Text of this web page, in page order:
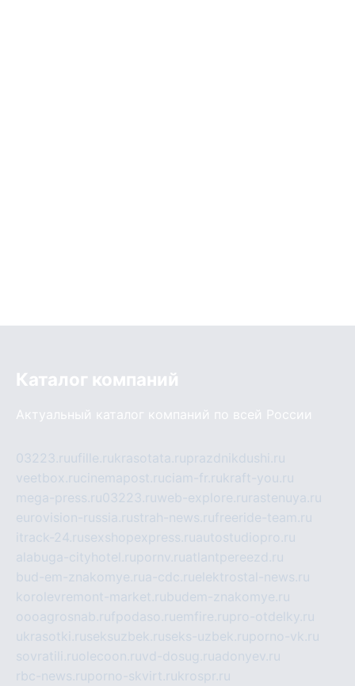
Каталог компаний
Актуальный каталог компаний по всей России
03223.ruufille.rukrasotata.ruprazdnikdushi.ru
veetbox.rucinemapost.ruciam-fr.rukraft-you.ru
mega-press.ru03223.ruweb-explore.ru rastenuya.ru
eurovision-russia.rustrah-news.rufreeride-team.ru
itrack-24.rusexshopexpress.ruautostudiopro.ru
alabuga-cityhotel.rupornv.ruatlantpereezd.ru
bud-em-znakomye.rua-cdc.ruelektrostal-news.ru
korolevremont-market.rubudem-znakomye.ru
oooagrosnab.rufpodaso.ruemfire.rupro-otdelky.ru
ukrasotki.ruseksuzbek.ruseks-uzbek.ruporno-vk.ru
sovratili.ruolecoon.ruvd-dosug.ruadonyev.ru
rbc-news.ruporno-skvirt.rukrospr.ru